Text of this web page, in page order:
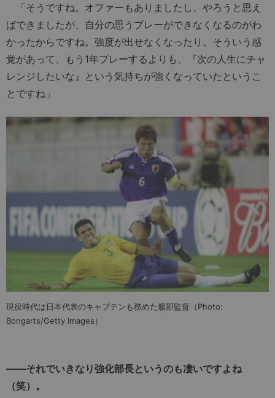
「そうですね。オファーもありましたし、やろうと思え
ばできましたが、自分の思うプレーができなくなるのがわ
かったからですね。強度が出せなくなったり。そういう感
覚があって、もう1年プレーするよりも、『次の人生にチャ
レンジしたいな』という気持ちが強くなっていたというこ
とですね」
現役時代は日本代表のキャプテンも務めた服部監督（Photo:
Bongarts/Getty Images）
――それでいきなり強化部長というのも凄いですよね
（笑）。